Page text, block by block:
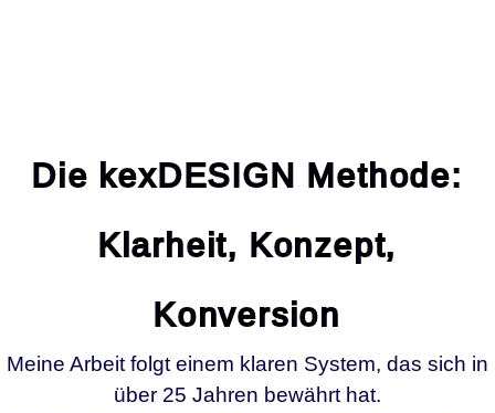
Die kexDESIGN Methode:
Klarheit, Konzept,
Konversion
Meine Arbeit folgt einem klaren System, das sich in
über 25 Jahren bewährt hat.